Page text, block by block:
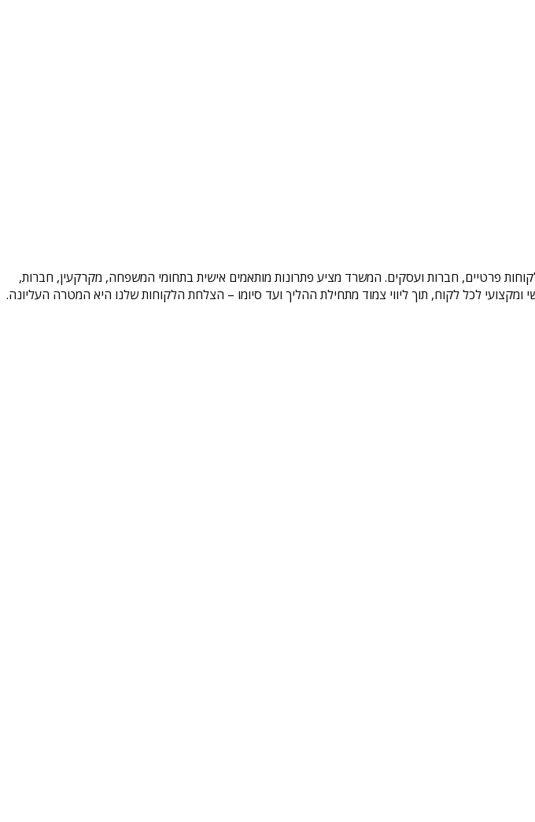
לקוחות פרטיים, חברות ועסקים. המשרד מציע פתרונות מותאמים אישית בתחומי המשפחה, מקרקעין, חברות,
ומקצועי לכל לקוח, תוך ליווי צמוד מתחילת ההליך ועד סיומו – הצלחת הלקוחות שלנו היא המטרה העליונה.